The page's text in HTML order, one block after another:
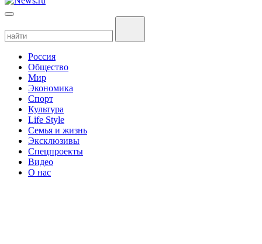
Россия
Общество
Мир
Экономика
Спорт
Культура
Life Style
Семья и жизнь
Эксклюзивы
Спецпроекты
Видео
О нас